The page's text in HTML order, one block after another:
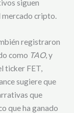
siguen
mercado cripto.
registraron
como TAO, y
ticker FET,
sugiere que
que
que ha ganado